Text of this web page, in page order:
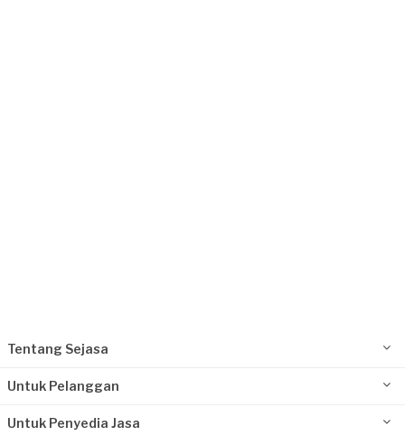
Tentang Sejasa
Untuk Pelanggan
Untuk Penyedia Jasa